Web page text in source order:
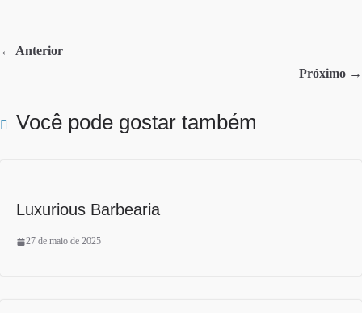
ok
← Anterior
Próximo →
Você pode gostar também
Luxurious Barbearia
27 de maio de 2025